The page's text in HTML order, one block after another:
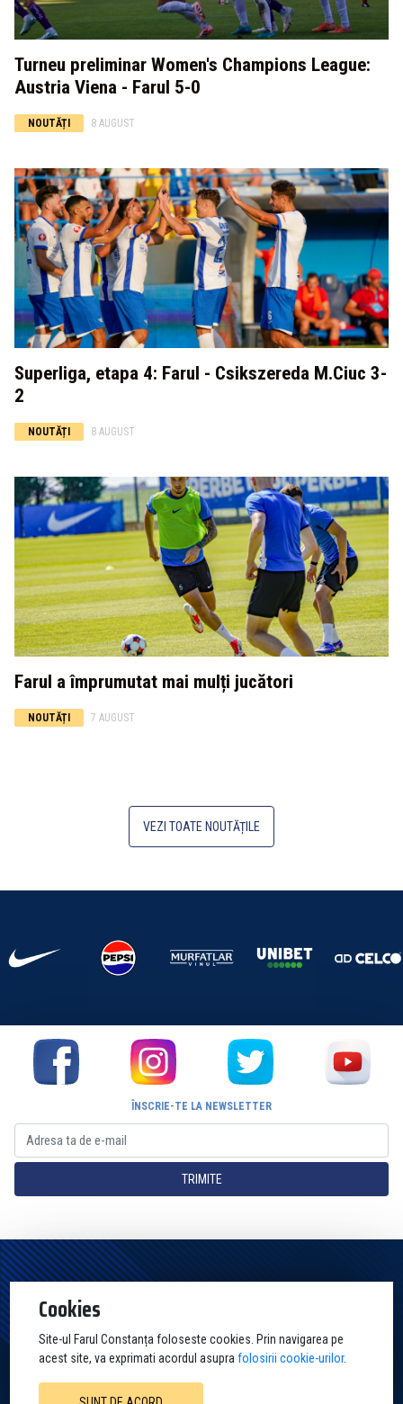
Turneu preliminar Women's Champions League:
Austria Viena - Farul 5-0
NOUTĂȚI 8 AUGUST
Superliga, etapa 4: Farul - Csikszereda M.Ciuc 3-
2
NOUTĂȚI 8 AUGUST
Farul a împrumutat mai mulți jucători
NOUTĂȚI 7 AUGUST
VEZI TOATE NOUTĂȚILE
ÎNSCRIE-TE LA NEWSLETTER
TRIMITE
Cookies
Site-ul Farul Constanța foloseste cookies. Prin navigarea pe
acest site, va exprimati acordul asuprafolosirii cookie-urilor.